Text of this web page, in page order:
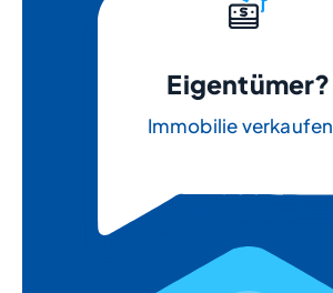
Eigentümer?
Immobilie verkaufen